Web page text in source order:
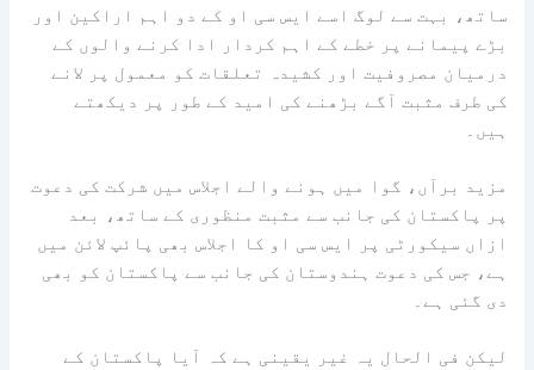
ساتھ، بہت سے لوگ اسے ایس سی او کے دو اہم اراکین اور
بڑے پیمانے پر خطے کے اہم کردار ادا کرنے والوں کے
درمیان مصروفیت اور کشیدہ تعلقات کو معمول پر لانے
کی طرف مثبت آگے بڑھنے کی امید کے طور پر دیکھتے
ہیں۔
مزید برآں، گوا میں ہونے والے اجلاس میں شرکت کی دعوت
پر پاکستان کی جانب سے مثبت منظوری کے ساتھ، بعد
ازاں سیکورٹی پر ایس سی او کا اجلاس بھی پائپ لائن میں
ہے، جس کی دعوت ہندوستان کی جانب سے پاکستان کو بھی
دی گئی ہے۔
لیکن فی الحال یہ غیر یقینی ہے کہ آیا پاکستان کے